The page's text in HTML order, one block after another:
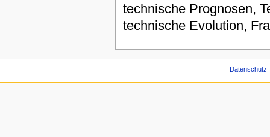
technische Prognosen,
technische Evolution,
Datenschutz